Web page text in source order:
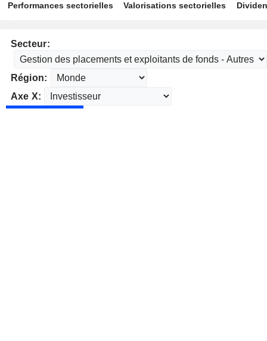
Performances sectorielles Valorisations sectorielles
Secteur:
Région:
Axe X: